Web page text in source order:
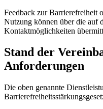
Feedback zur Barrierefreiheit
Nutzung können über die auf
Kontaktmöglichkeiten
Stand der
Anforderungen
Die oben genannte